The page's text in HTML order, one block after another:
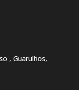
, Guarulhos,